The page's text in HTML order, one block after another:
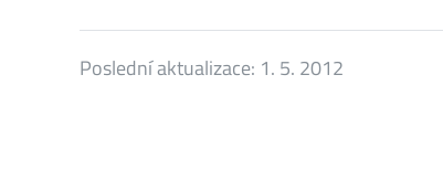
Poslední aktualizace: 1. 5. 2012